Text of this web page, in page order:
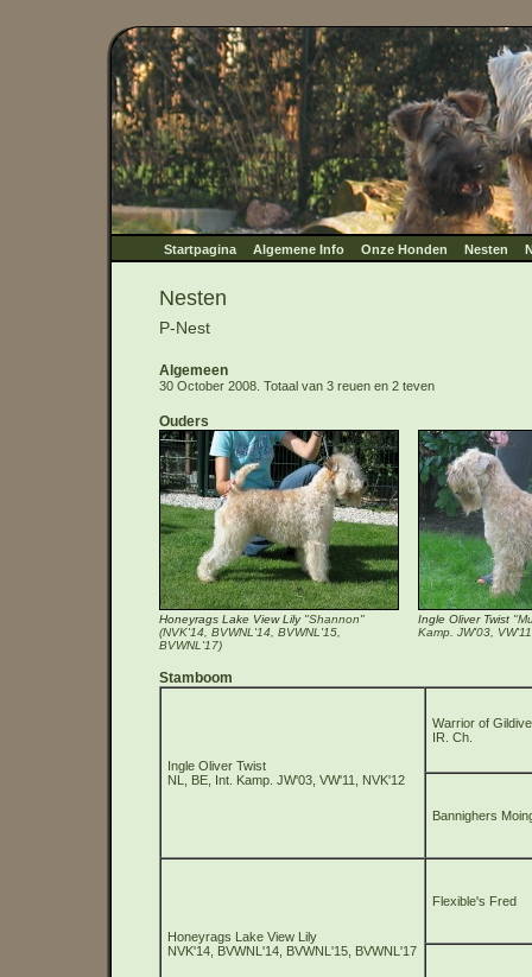
Startpagina Algemene Info Onze Honden Nesten
Nesten
P-Nest
Algemeen
30 October 2008. Totaal van 3 reuen en 2 teven
Ouders
Honeyrags Lake View Lily"Shannon"
(NVK'14, BVWNL'14, BVWNL'15,
BVWNL'17)
Ingle Oliver Twist
Kamp. JW'03,
Stamboom
Ingle Oliver Twist
NL, BE, Int. Kamp. JW'03, VW'11, NVK'12
Warrior of
IR. Ch.
Bannighers
Honeyrags Lake View Lily
NVK'14, BVWNL'14, BVWNL'15, BVWNL'17
Flexible's Fred